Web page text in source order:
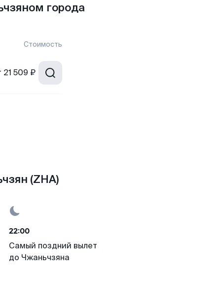
города
Стоимость
21 509 ₽
(ZHA)
22:00
Самый поздний вылет
до Чжаньчзяна